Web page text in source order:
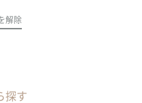
解除
探す